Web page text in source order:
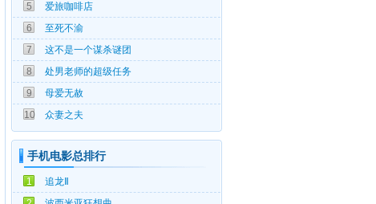
5 爱旅咖啡店
6 至死不渝
7 这不是一个谋杀谜团
8 处男老师的超级任务
9 母爱无赦
10 众妻之夫
手机电影总排行
1 追龙Ⅱ